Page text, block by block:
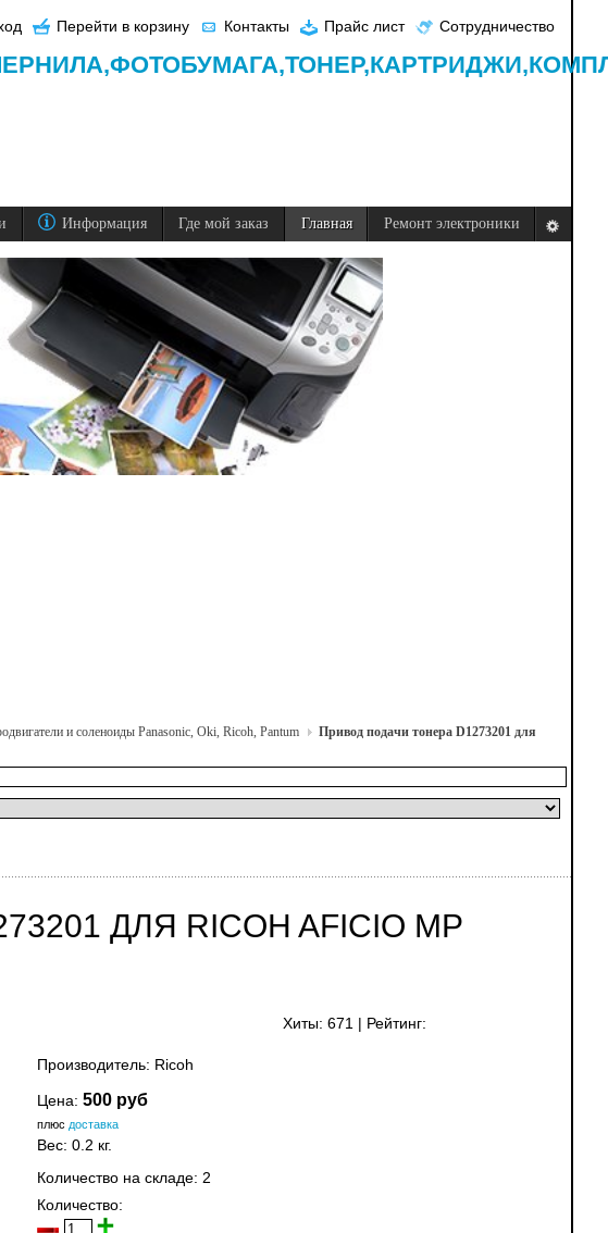
Перейти в корзину Контакты Прайс лист Сотрудничество
ФОТОБУМАГА,ТОНЕР,КАРТРИДЖИ,
Информация Где мой заказ Главная Ремонт электроники
и соленоиды Panasonic, Oki, Ricoh, Pantum
Привод подачи тонера D1273201 для
ДЛЯ RICOH AFICIO MP
Хиты: 671 Рейтинг:
Производитель: Ricoh
Цена: 500 руб
плюс доставка
Вес: 0.2 кг.
Количество на складе: 2
Количество: